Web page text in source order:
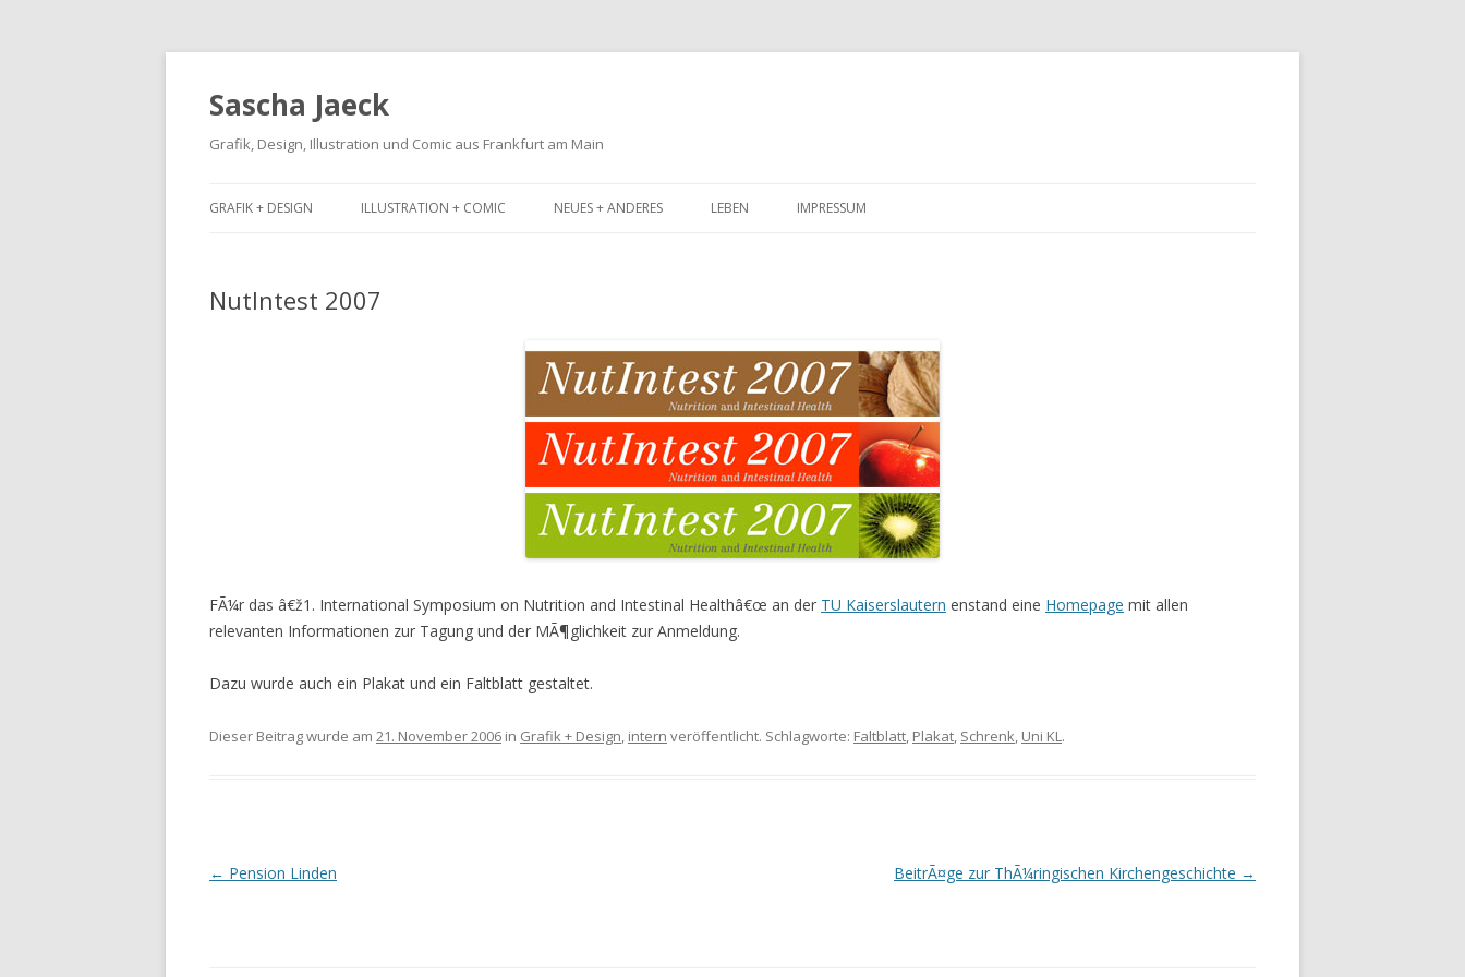
Sascha Jaeck
Grafik, Design, Illustration und Comic aus Frankfurt am Main
Inhalt
GRAFIK + DESIGN ILLUSTRATION + COMIC NEUES + ANDERES LEBEN IMPRESSUM
NutIntest 2007
FÃ¼r das â€ž1. International Symposium on Nutrition and Intestinal Healthâ€œ an der TU Kaiserslautern enstand eine Homepage mit allen
relevanten Informationen zur Tagung und der MÃ¶glichkeit zur Anmeldung.
Dazu wurde auch ein Plakat und ein Faltblatt gestaltet.
Dieser Beitrag wurde am 21. November 2006 in Grafik + Design, intern veröffentlicht. Schlagworte: Faltblatt, Plakat, Schrenk, Uni KL.
Beitrags-
← Pension Linden BeitrÃ¤ge zur ThÃ¼ringischen Kirchengeschichte →